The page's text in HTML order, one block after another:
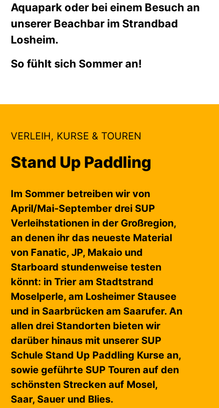
Aquapark oder bei einem Besuch an
unserer Beachbar im Strandbad
Losheim.
So fühlt sich Sommer an!
VERLEIH, KURSE & TOUREN
Stand Up Paddling
Im Sommer betreiben wir von
April/Mai-September drei SUP
Verleihstationen in der Großregion,
an denen ihr das neueste Material
von Fanatic, JP, Makaio und
Starboard stundenweise testen
könnt: in Trier am Stadtstrand
Moselperle, am Losheimer Stausee
und in Saarbrücken am Saarufer. An
allen drei Standorten bieten wir
darüber hinaus mit unserer SUP
Schule Stand Up Paddling Kurse an,
sowie geführte SUP Touren auf den
schönsten Strecken auf Mosel,
Saar, Sauer und Blies.